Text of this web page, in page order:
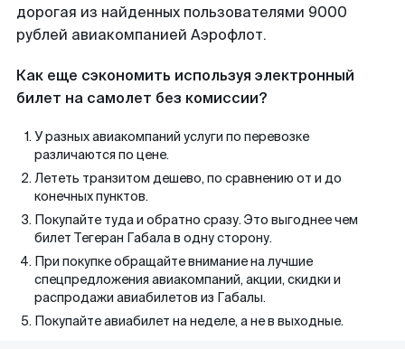
дорогая из найденных пользователями 9000
рублей авиакомпанией Аэрофлот.
Как еще сэкономить используя электронный
билет на самолет без комиссии?
У разных авиакомпаний услуги по перевозке
различаются по цене.
Лететь транзитом дешево, по сравнению от и до
конечных пунктов.
Покупайте туда и обратно сразу. Это выгоднее чем
билет Тегеран Габала в одну сторону.
При покупке обращайте внимание на лучшие
спецпредложения авиакомпаний, акции, скидки и
распродажи авиабилетов из Габалы.
Покупайте авиабилет на неделе, а не в выходные.